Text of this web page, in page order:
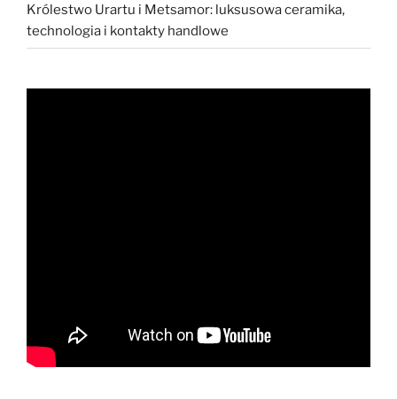
Królestwo Urartu i Metsamor: luksusowa ceramika,
technologia i kontakty handlowe